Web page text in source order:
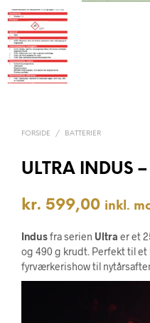
FORSIDE / BATTERIER
ULTRA INDUS
kr. 599,00 inkl.
Indusfra serien Ultra er et
og 490 g krudt. Perfekt til
fyrværkerishow til